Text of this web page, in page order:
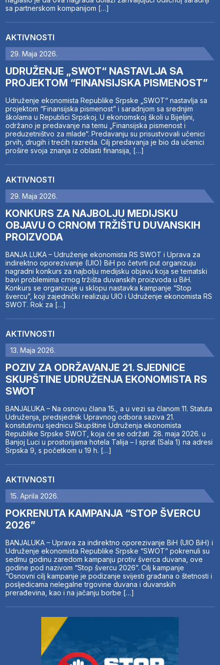
sa partnerskom kompanijom […]
AKTIVNOSTI
29. Maja 2026.
UDRUŽENJE „SWOT“ NASTAVLJA SA
PROJEKTOM “FINANSIJSKA PISMENOST”
Udruženje ekonomista Republike Srpske „SWOT“ nastavlja sa
projektom “Finansijska pismenost” i saradnjom sa srednjim
školama u Republici Srpskoj. U ekonomskoj školi u Bijeljini,
održano je predavanje na temu „Finansijska pismenost i
preduzetništvo za mlade“. Predavanju su prisustvovali učenici
prvih, drugih i trećih razreda. Cilj predavanja je bio da učenici
prošire svoja znanja iz oblasti finansija, […]
AKTIVNOSTI
29. Maja 2026.
KONKURS ZA NAJBOLJU MEDIJSKU
OBJAVU O CRNOM TRŽIŠTU DUVANSKIH
PROIZVODA
BANJA LUKA – Udruženje ekonomista RS SWOT i Uprava za
indirektno oporezivanje (UIO) BiH po četvrti put organizuju
nagradni konkurs za najbolju medijsku objavu koja se tematski
bavi problemima crnog tržišta duvanskih proizvoda u BiH.
Konkurs se organizuje u sklopu nastavka kampanje “Stop
švercu”, koji zajednički realizuju UIO i Udruženje ekonomista RS
SWOT. Rok za […]
AKTIVNOSTI
13. Maja 2026.
POZIV ZA ODRŽAVANJE 21. SJEDNICE
SKUPŠTINE UDRUŽENJA EKONOMISTA RS
SWOT
BANJALUKA – Na osnovu člana 15., a u vezi sa članom 11. Statuta
Udruženja, predsjednik Upravnog odbora saziva 21.
konsitutivnu sjednicu Skupštine Udruženja ekonomista
Republike Srpske SWOT, koja će se održati 28. maja 2026. u
Banjoj Luci u prostorijama hotela Talija – I sprat (Sala 1) na adresi
Srpska 9, s početkom u 19 h. […]
AKTIVNOSTI
15. Aprila 2026.
POKRENUTA KAMPANJA “STOP ŠVERCU
2026”
BANJALUKA – Uprava za indirektno oporezivanje BiH (UIO BiH) i
Udruženje ekonomista Republike Srpske “SWOT” pokrenuli su
sedmu godinu zaredom kampanju protiv šverca duvana, ove
godine pod nazivom “Stop švercu 2026”. Cilj kampanje
“Osnovni cilj kampanje je podizanje svijesti građana o štetnosti i
posljedicama nelegalne trgovine duvana i duvanskih
prerađevina, kao i na jačanju borbe […]